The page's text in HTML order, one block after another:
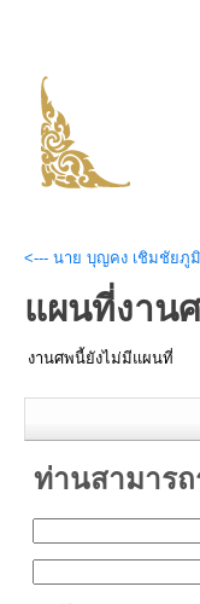
<--- นาย บุญคง เชิมชัยภู
แผนที่งาน
งานศพนี้ยังไม่มีแผนที่
ท่านสามารถ